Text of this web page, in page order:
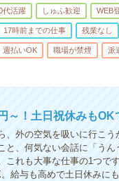
代活躍 しゅふ歓迎 WEB
17時前までの仕事 残業なし
週払いOK 職場が禁煙 派
！土日祝休みもOK
、外の空気を吸いに行こ
、何気ない会話に「う
れも大事な仕事の1つで
給与も高めで土日休みに